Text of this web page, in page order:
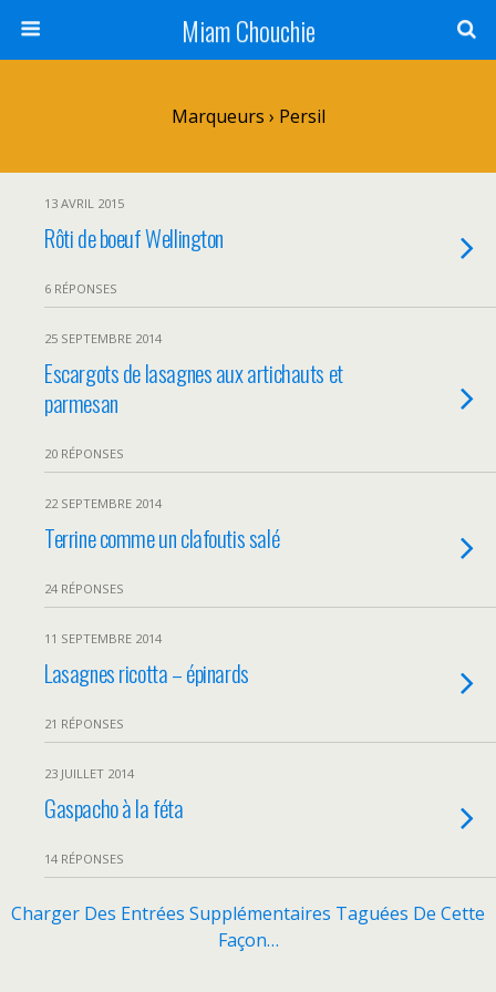
Miam Chouchie
Marqueurs › Persil
13 AVRIL 2015
Rôti de boeuf Wellington
6 RÉPONSES
25 SEPTEMBRE 2014
Escargots de lasagnes aux artichauts et
parmesan
20 RÉPONSES
22 SEPTEMBRE 2014
Terrine comme un clafoutis salé
24 RÉPONSES
11 SEPTEMBRE 2014
Lasagnes ricotta – épinards
21 RÉPONSES
23 JUILLET 2014
Gaspacho à la féta
14 RÉPONSES
Charger Des Entrées Supplémentaires Taguées De Cette
Façon…